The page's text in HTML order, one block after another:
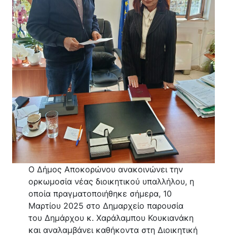
Ο Δήμος Αποκορώνου ανακοινώνει την
ορκωμοσία νέας διοικητικού υπαλλήλου, η
οποία πραγματοποιήθηκε σήμερα, 10
Μαρτίου 2025 στο Δημαρχείο παρουσία
του Δημάρχου κ. Χαράλαμπου Κουκιανάκη
και αναλαμβάνει καθήκοντα στη Διοικητική